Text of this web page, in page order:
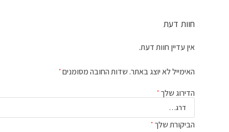
חוות דעת
אין עדיין חוות דעת.
האימייל לא יוצג באתר.שדות החובה מסומנים*
הדירוג שלך*
הביקורת שלך*